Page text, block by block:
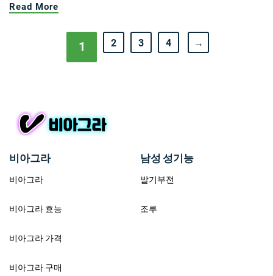
Read More
1 2 3 4 →
비아그라
비아그라
비아그라 효능
비아그라 가격
비아그라 구매
남성 성기능
발기부전
조루